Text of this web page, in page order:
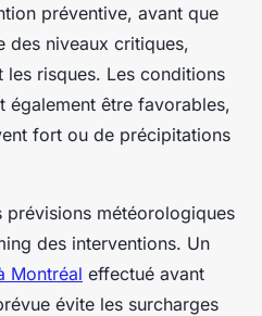
préventive, avant que
des niveaux critiques,
risques. Les conditions
également être favorables,
fort ou de précipitations
météorologiques
des interventions. Un
Montréal effectué avant
évite les surcharges